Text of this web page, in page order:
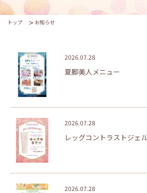
トップ お知らせ
2026.07.28
夏脚美人メニュー
2026.07.28
レッグコントラストジェ
2026.07.28